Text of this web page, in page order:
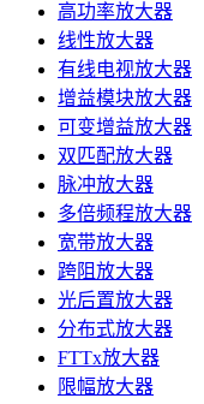
高功率放大器
线性放大器
有线电视放大器
增益模块放大器
可变增益放大器
双匹配放大器
脉冲放大器
多倍频程放大器
宽带放大器
跨阻放大器
光后置放大器
分布式放大器
FTTx放大器
限幅放大器